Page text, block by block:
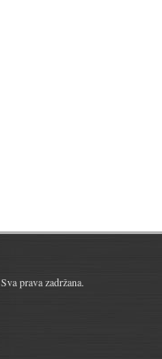
Sva prava zadržana.